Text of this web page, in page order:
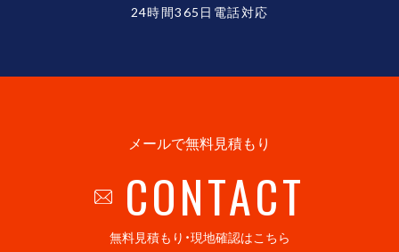
24時間365日電話対応
メールで無料見積もり
CONTACT
無料見積もり・現地確認はこちら